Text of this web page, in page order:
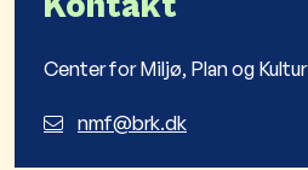
Center for Miljø, Plan og Kultur
nmf@brk.dk